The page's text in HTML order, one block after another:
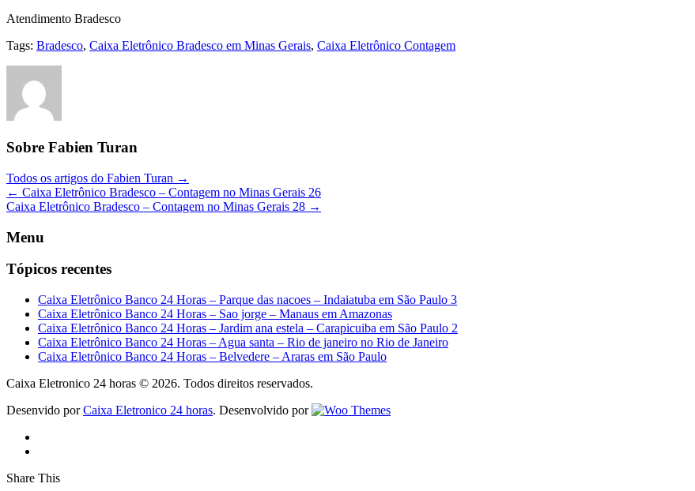
Atendimento Bradesco
Tags: Bradesco, Caixa Eletrônico Bradesco em Minas Gerais, Caixa Eletrônico Contagem
Sobre Fabien Turan
Todos os artigos do Fabien Turan →
← Caixa Eletrônico Bradesco – Contagem no Minas Gerais 26
Caixa Eletrônico Bradesco – Contagem no Minas Gerais 28 →
Menu
Tópicos recentes
Caixa Eletrônico Banco 24 Horas – Parque das nacoes – Indaiatuba em São Paulo 3
Caixa Eletrônico Banco 24 Horas – Sao jorge – Manaus em Amazonas
Caixa Eletrônico Banco 24 Horas – Jardim ana estela – Carapicuiba em São Paulo 2
Caixa Eletrônico Banco 24 Horas – Agua santa – Rio de janeiro no Rio de Janeiro
Caixa Eletrônico Banco 24 Horas – Belvedere – Araras em São Paulo
Caixa Eletronico 24 horas © 2026. Todos direitos reservados.
Desenvido porCaixa Eletronico 24 horas. Desenvolvido por
Share This